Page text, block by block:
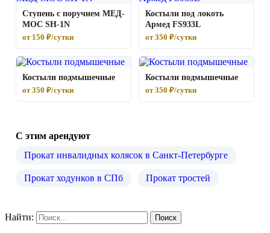
Ступень с поручнем МЕД-
МОС SH-1N
от 150 ₽/сутки
Костыли под локоть
Армед FS933L
от 350 ₽/сутки
Костыли подмышечные
от 350 ₽/сутки
Костыли подмышечные
от 350 ₽/сутки
С этим арендуют
Прокат инвалидных колясок в Санкт-Петербурге
Прокат ходунков в СПб Прокат тростей
Найти: